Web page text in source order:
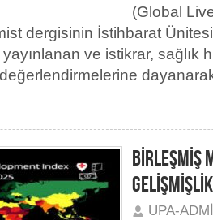
(Global
dergisinin İstihbarat
yayınlanan ve istikrar, sağlık
BİRLEŞMİŞ
UPA-